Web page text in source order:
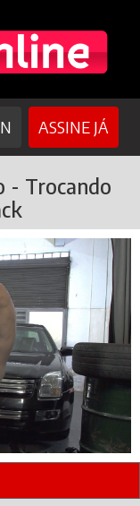
ASSINE JÁ
- Trocando